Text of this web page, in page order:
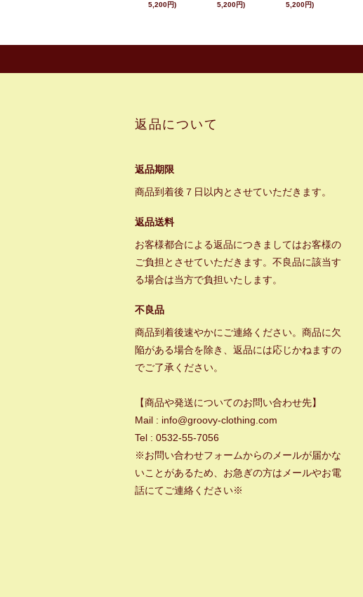
5,200円)
5,200円)
5,200円)
返品について
返品期限
商品到着後７日以内とさせていただきます。
返品送料
お客様都合による返品につきましてはお客様の
ご負担とさせていただきます。不良品に該当す
る場合は当方で負担いたします。
不良品
商品到着後速やかにご連絡ください。商品に欠
陥がある場合を除き、返品には応じかねますの
でご了承ください。
【商品や発送についてのお問い合わせ先】
Mail : info@groovy-clothing.com
Tel : 0532-55-7056
※お問い合わせフォームからのメールが届かな
いことがあるため、お急ぎの方はメールやお電
話にてご連絡ください※